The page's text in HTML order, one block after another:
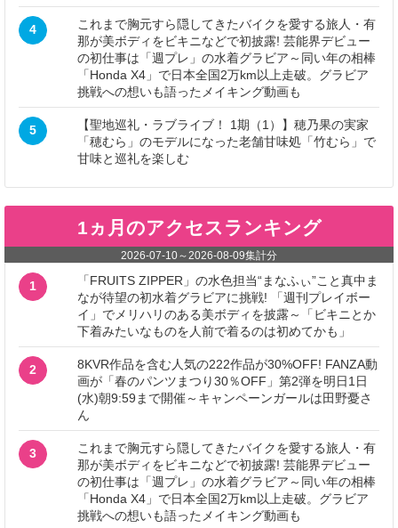
4
これまで胸元すら隠してきたバイクを愛する旅人・有
那が美ボディをビキニなどで初披露! 芸能界デビュー
の初仕事は「週プレ」の水着グラビア～同い年の相棒
「Honda X4」で日本全国2万km以上走破。グラビア
挑戦への想いも語ったメイキング動画も
5
【聖地巡礼・ラブライブ！ 1期（1）】穂乃果の実家
「穂むら」のモデルになった老舗甘味処「竹むら」で
甘味と巡礼を楽しむ
1ヵ月のアクセスランキング
2026-07-10～2026-08-09集計分
1
「FRUITS ZIPPER」の水色担当“まなふぃ”こと真中ま
なが待望の初水着グラビアに挑戦! 「週刊プレイボー
イ」でメリハリのある美ボディを披露～「ビキニとか
下着みたいなものを人前で着るのは初めてかも」
2
8KVR作品を含む人気の222作品が30%OFF! FANZA動
画が「春のパンツまつり30％OFF」第2弾を明日1日
(水)朝9:59まで開催～キャンペーンガールは田野憂さ
ん
3
これまで胸元すら隠してきたバイクを愛する旅人・有
那が美ボディをビキニなどで初披露! 芸能界デビュー
の初仕事は「週プレ」の水着グラビア～同い年の相棒
「Honda X4」で日本全国2万km以上走破。グラビア
挑戦への想いも語ったメイキング動画も